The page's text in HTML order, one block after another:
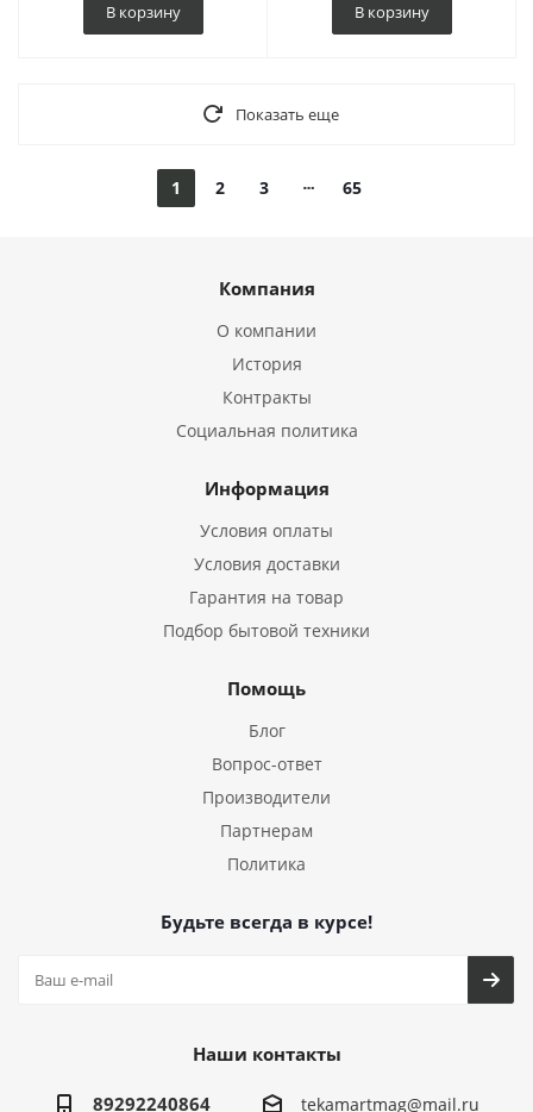
В корзину В корзину
Показать еще
1 2 3 65
Компания
О компании
История
Контракты
Социальная политика
Информация
Условия оплаты
Условия доставки
Гарантия на товар
Подбор бытовой техники
Помощь
Блог
Вопрос-ответ
Производители
Партнерам
Политика
Будьте всегда в курсе!
Наши контакты
89292240864 tekamartmag@mail.ru